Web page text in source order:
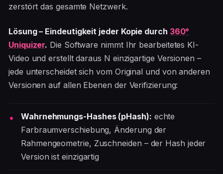
zerstört das gesamte Netzwerk.
Lösung – Eindeutigkeit jeder Kopie durch 360°
Uniquizer. Die Software nimmt Ihr bearbeitetes KI-
Video und erstellt daraus N einzigartige Versionen –
jede unterscheidet sich vom Original und von anderen
Versionen auf allen Ebenen der Verifizierung:
Wahrnehmungs-Hashes (pHash): echte
Farbraumverschiebung, Änderung der
Rahmengeometrie, Zuschneiden – der Hash jeder
Version ist einzigartig